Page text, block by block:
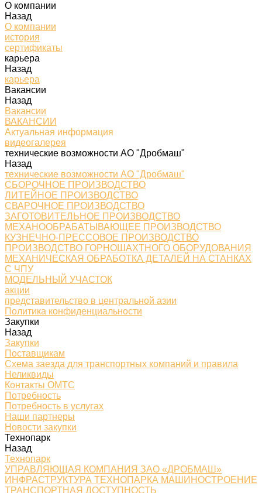
О компании
Назад
О компании
история
сертификаты
карьера
Назад
карьера
Вакансии
Назад
Вакансии
ВАКАНСИИ
Актуальная информация
видеогалерея
технические возможности АО "Дробмаш"
Назад
технические возможности АО "Дробмаш"
СБОРОЧНОЕ ПРОИЗВОДСТВО
ЛИТЕЙНОЕ ПРОИЗВОДСТВО
СВАРОЧНОЕ ПРОИЗВОДСТВО
ЗАГОТОВИТЕЛЬНОЕ ПРОИЗВОДСТВО
МЕХАНООБРАБАТЫВАЮЩЕЕ ПРОИЗВОДСТВО
КУЗНЕЧНО-ПРЕССОВОЕ ПРОИЗВОДСТВО
ПРОИЗВОДСТВО ГОРНОШАХТНОГО ОБОРУДОВАНИЯ
МЕХАНИЧЕСКАЯ ОБРАБОТКА ДЕТАЛЕЙ НА СТАНКАХ
С ЧПУ
МОДЕЛЬНЫЙ УЧАСТОК
акции
представительство в центральной азии
Политика конфиденциальности
Закупки
Назад
Закупки
Поставщикам
Схема заезда для транспортных компаний и правила
Неликвиды
Контакты ОМТС
Потребность
Потребность в услугах
Наши партнеры
Новости закупки
Технопарк
Назад
Технопарк
УПРАВЛЯЮЩАЯ КОМПАНИЯ ЗАО «ДРОБМАШ»
ИНФРАСТРУКТУРА ТЕХНОПАРКА МАШИНОСТРОЕНИЕ
ТРАНСПОРТНАЯ ДОСТУПНОСТЬ